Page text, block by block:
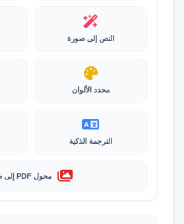
النص إلى صورة
محدد الألوان
الترجمة الذكية
محول PDF إلى صور